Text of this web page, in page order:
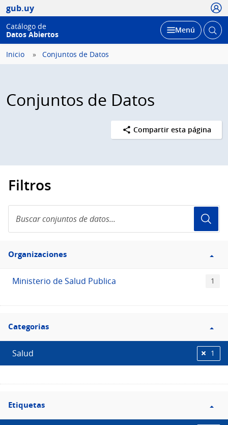
gub.uy
Catálogo de
Datos Abiertos
Desplegar
Menú Abrir
Inicio Conjuntos de Datos
Conjuntos de Datos
Compartir esta página
Filtros
conjuntos
de
Filtro
Organizaciones
Organizaciones
Ministerio de Salud Publica 1
Filtro
Categorias
Categorias
Salud 1
Filtro
Etiquetas
Etiquetas